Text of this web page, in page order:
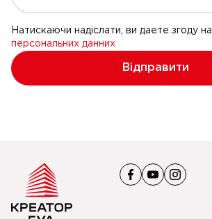
Натискаючи надіслати, ви даете згоду на
персональних данних
Відправити